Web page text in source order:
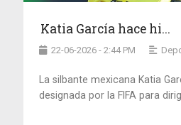
Katia García hace hi...
22-06-2026 - 2:44 PM
La silbante mexicana Katia
designada por la FIFA para